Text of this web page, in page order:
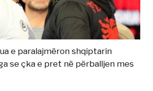
e paralajmëron shqiptarin
se çka e pret në përballjen mes